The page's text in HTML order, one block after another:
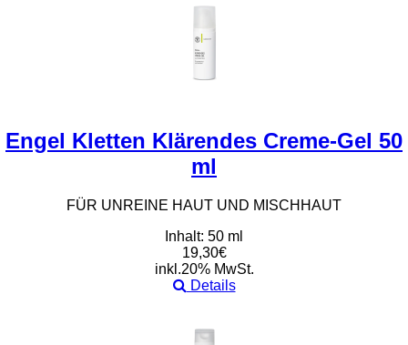
Engel Kletten Klärendes Creme-Gel 50
ml
FÜR UNREINE HAUT UND MISCHHAUT
Inhalt: 50 ml
19,30€
inkl.20% MwSt.
Details